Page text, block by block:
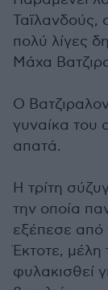
Ταϊλανδούς,
πολύ λίγες
Μάχα
Ο
γυναίκα του
απατά.
Η τρίτη
την οποία
εξέπεσε από
Έκτοτε, μέλη
φυλακισθεί